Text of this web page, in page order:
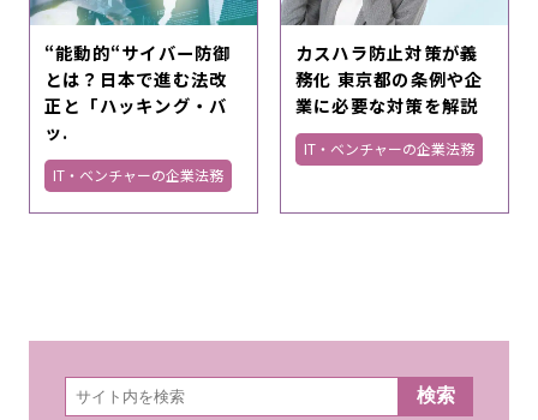
“能動的“サイバー防御
とは？日本で進む法改
正と「ハッキング・バ
ッ.
IT・ベンチャーの企業法務
カスハラ防止対策が義
務化 東京都の条例や企
業に必要な対策を解説
IT・ベンチャーの企業法務
検
索 検索